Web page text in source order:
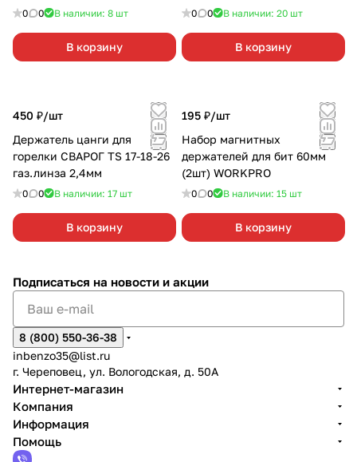
0 0 В наличии: 8 шт
В корзину
0 0 В наличии: 20 шт
В корзину
450 ₽/шт
Держатель цанги для
горелки СВАРОГ TS 17-18-26
газ.линза 2,4мм
0 0 В наличии: 17 шт
В корзину
195 ₽/шт
Набор магнитных
держателей для бит 60мм
(2шт) WORKPRO
0 0 В наличии: 15 шт
В корзину
Подписаться на новости и акции
8 (800) 550-36-38
inbenzo35@list.ru
г. Череповец, ул. Вологодская, д. 50А
Интернет-магазин
Компания
Информация
Помощь